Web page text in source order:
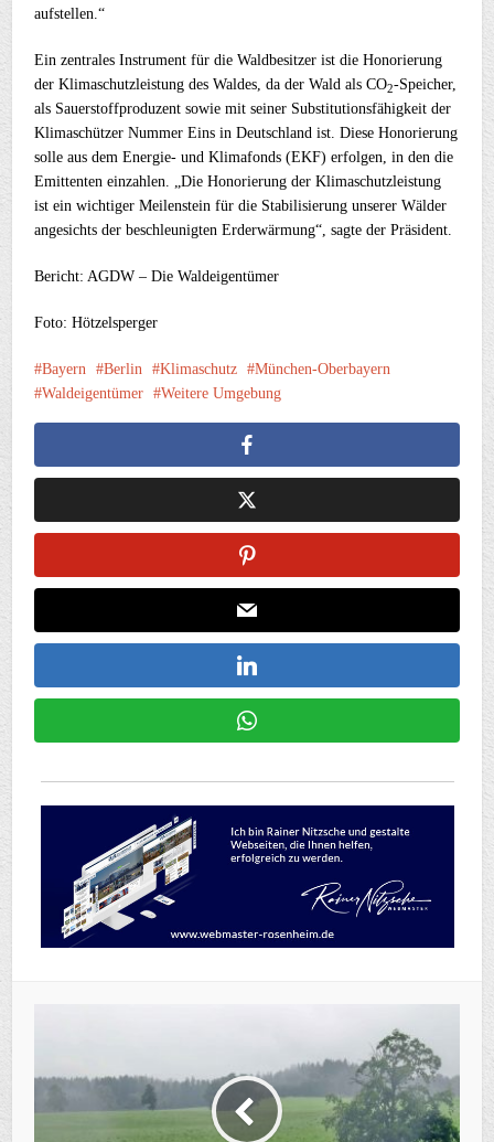
aufstellen.“
Ein zentrales Instrument für die Waldbesitzer ist die Honorierung
der Klimaschutzleistung des Waldes, da der Wald als CO2-Speicher,
als Sauerstoffproduzent sowie mit seiner Substitutionsfähigkeit der
Klimaschützer Nummer Eins in Deutschland ist. Diese Honorierung
solle aus dem Energie- und Klimafonds (EKF) erfolgen, in den die
Emittenten einzahlen. „Die Honorierung der Klimaschutzleistung
ist ein wichtiger Meilenstein für die Stabilisierung unserer Wälder
angesichts der beschleunigten Erderwärmung“, sagte der Präsident.
Bericht: AGDW – Die Waldeigentümer
Foto: Hötzelsperger
Bayern Berlin Klimaschutz
München-Oberbayern
Waldeigentümer
Weitere Umgebung